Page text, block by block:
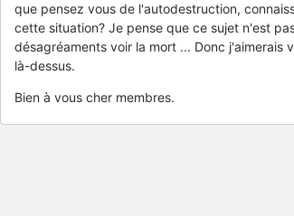
que pensez vous de l'autodestruction,
cette situation? Je pense que ce sujet n'est
désagréaments voir la mort ... Donc
là-dessus.
Bien à vous cher membres.